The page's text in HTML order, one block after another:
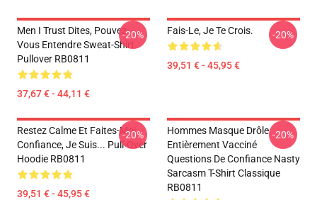
Men I Trust Dites, Pouvez-
Vous Entendre Sweat-Shirt
Pullover RB0811
37,67 € - 44,11 €
-20% Fais-Le, Je Te Crois.
39,51 € - 45,95 €
-20%
Restez Calme Et Faites-Moi
Confiance, Je Suis... Pull-Over
Hoodie RB0811
39,51 € - 45,95 €
-20%
Hommes Masque Drôle
Entièrement Vacciné
Questions De Confiance Nasty
Sarcasm T-Shirt Classique
RB0811
-20%